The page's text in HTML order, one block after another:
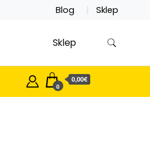
Blog Sklep
Sklep
0
0,00€